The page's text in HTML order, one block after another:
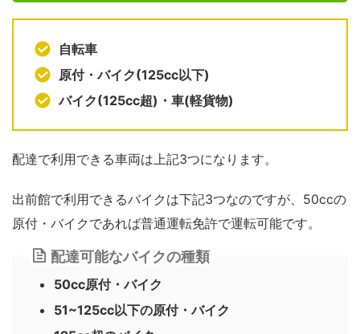
自転車
原付・バイク(125cc以下)
バイク(125cc超)・車(軽貨物)
配達で利用できる車両は上記3つになります。
出前館で利用できるバイクは下記3つなのですが、50ccの
原付・バイクであれば普通運転免許で運転可能です。
配達可能なバイクの種類
50cc原付・バイク
51~125cc以下の原付・バイク